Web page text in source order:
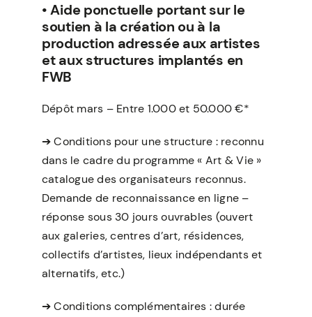
• Aide ponctuelle portant sur le
soutien à la création ou à la
production adressée aux artistes
et aux structures implantés en
FWB
Dépôt mars – Entre 1.000 et 50.000 €*
➔Conditions pour une structure : reconnu
dans le cadre du programme « Art & Vie »
catalogue des organisateurs reconnus.
Demande de reconnaissance en ligne –
réponse sous 30 jours ouvrables (ouvert
aux galeries, centres d’art, résidences,
collectifs d’artistes, lieux indépendants et
alternatifs, etc.)
➔Conditions complémentaires : durée